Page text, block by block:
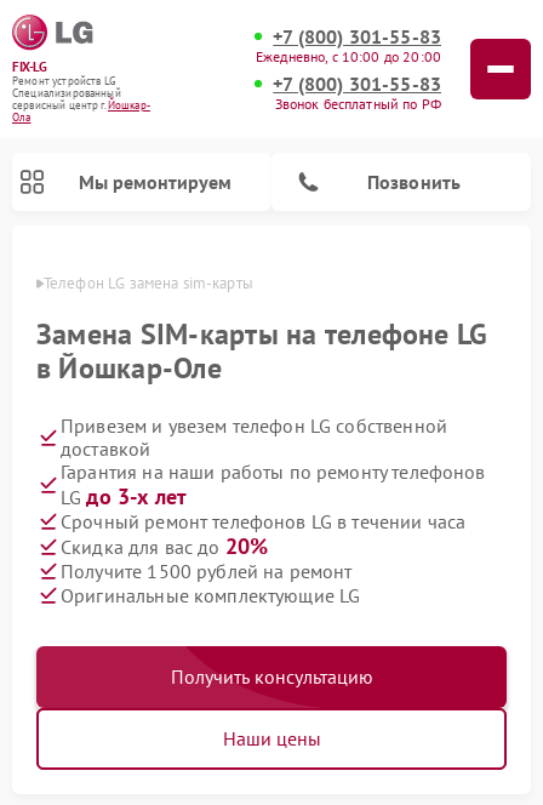
FIX-LG
Ремонт устройств LG
Специализированный
cервисный центр г.Йошкар-
Ола
+7 (800) 301-55-83
Ежедневно, с 10:00 до 20:00
+7 (800) 301-55-83
Звонок бесплатный по РФ
Мы ремонтируем Позвонить
Телефон LG замена sim-карты
Замена SIM-карты на телефоне LG
в Йошкар-Оле
Привезем и увезем телефон LG собственной
доставкой
Гарантия на наши работы по ремонту телефонов
LGдо 3-х лет
Срочный ремонт телефонов LG в течении часа
Скидка для вас до 20%
Получите 1500 рублей на ремонт
Оригинальные комплектующие LG
Получить консультацию
Наши цены